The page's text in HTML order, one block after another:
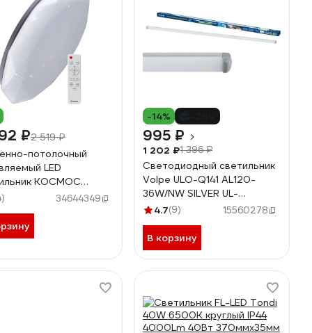
₽2 519 ₽
потолочный
LED
КОСМОС
DIAMOND 120Вт
34644349
-14%
995 ₽
1 202 ₽1 396 ₽
Светодиодный светильник
Volpe ULO-Q141 AL120-
36W/NW SILVER UL-
00000453
4.7(9) 15560278
В корзину